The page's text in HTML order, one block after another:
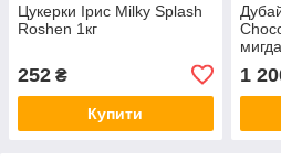
Цукерки Ірис Milky Splash
Roshen 1кг
252 ₴
Купити
1